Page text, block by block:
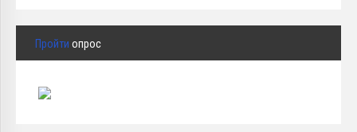
Пройти опрос